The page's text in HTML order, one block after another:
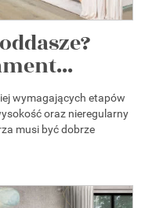
wymagających etapów
oraz nieregularny
musi być dobrze